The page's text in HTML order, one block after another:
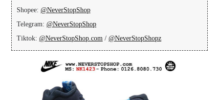
Shopee: @NeverStopShop
Telegram: @NeverStopShop
Tiktok: @NeverStopShop.com / @NeverStopShopz